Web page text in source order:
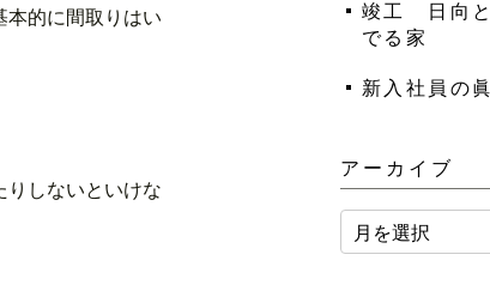
本的に間取りはい
りしないといけな
竣工 日向
でる家
新入社員の
アーカイブ